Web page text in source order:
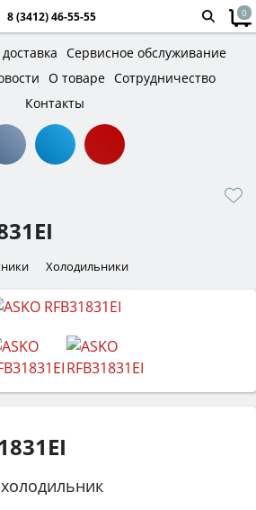
8 (3412) 46-55-55 0
Сервисное обслуживание
О товаре Сотрудничество
Контакты
Холодильники